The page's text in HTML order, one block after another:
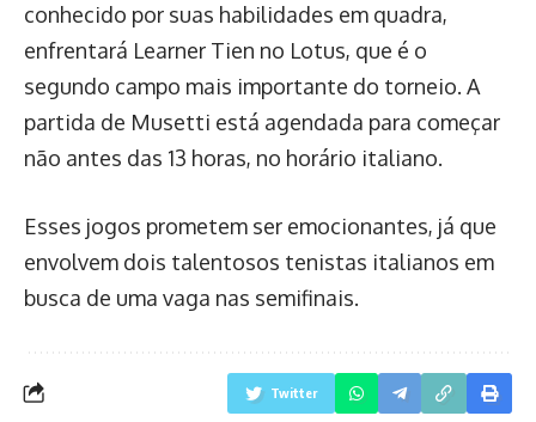
conhecido por suas habilidades em quadra,
enfrentará Learner Tien no Lotus, que é o
segundo campo mais importante do torneio. A
partida de Musetti está agendada para começar
não antes das 13 horas, no horário italiano.
Esses jogos prometem ser emocionantes, já que
envolvem dois talentosos tenistas italianos em
busca de uma vaga nas semifinais.
Twitter